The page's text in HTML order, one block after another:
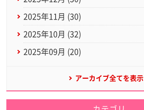
2025年11月 (30)
2025年10月 (32)
2025年09月 (20)
アーカイブ全てを表示